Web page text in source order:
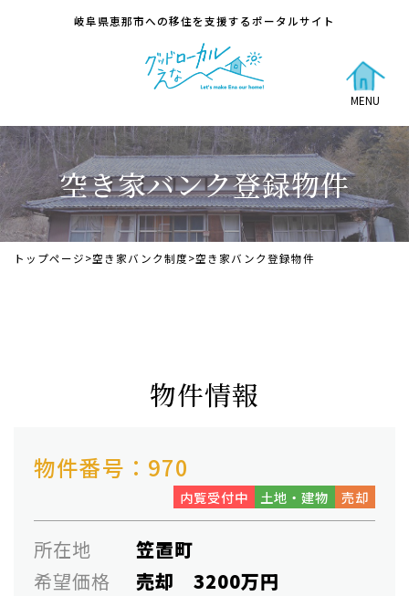
岐阜県恵那市への移住を支援するポータルサイト
MENU
空き家バンク登録物件
トップページ>空き家バンク制度>空き家バンク登録物件
物件情報
物件番号：970
内覧受付中 土地・建物 売却
所在地
笠置町
希望価格
売却 3200万円